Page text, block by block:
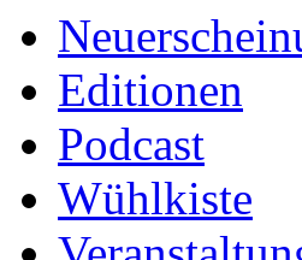
Editionen
Podcast
Wühlkiste